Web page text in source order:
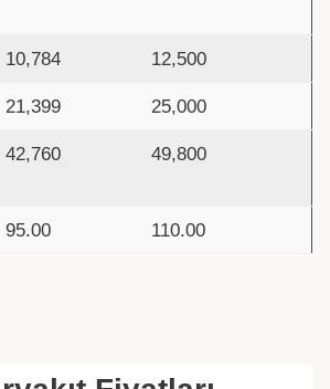
10,784 12,500
21,399 25,000
42,760 49,800
95.00 110.00